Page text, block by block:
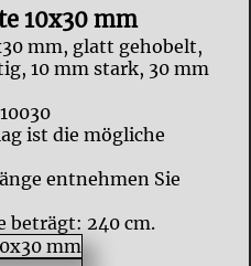
10x30 mm
mm, glatt gehobelt,
10 mm stark, 30 mm
ist die mögliche
entnehmen Sie
beträgt: 240 cm.